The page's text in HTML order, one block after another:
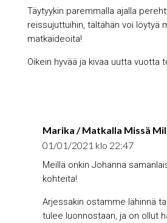
Täytyykin paremmalla ajalla
reissujuttuihin, tältähän voi löytyä
matkaideoita!
Oikein hyvää ja kivaa uutta vuotta
Marika / Matkalla Missä
01/01/2021 klo 22:47
Meillä onkin Johanna
kohteita!
Arjessakin ostamme lähinnä
tulee luonnostaan, ja on ollut